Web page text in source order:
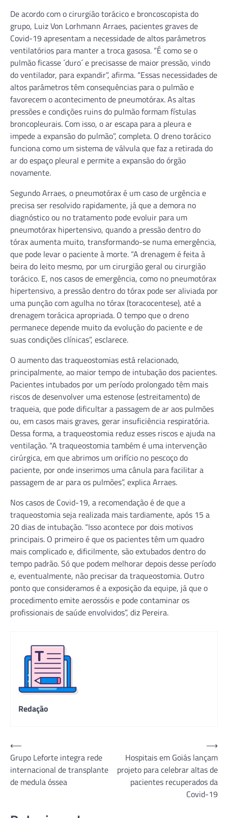
De acordo com o cirurgião torácico e broncoscopista do
grupo, Luiz Von Lorhmann Arraes, pacientes graves de
Covid-19 apresentam a necessidade de altos parâmetros
ventilatórios para manter a troca gasosa. “É como se o
pulmão ficasse ´duro´ e precisasse de maior pressão, vindo
do ventilador, para expandir”, afirma. “Essas necessidades de
altos parâmetros têm consequências para o pulmão e
favorecem o acontecimento de pneumotórax. As altas
pressões e condições ruins do pulmão formam fístulas
broncopleurais. Com isso, o ar escapa para a pleura e
impede a expansão do pulmão”, completa. O dreno torácico
funciona como um sistema de válvula que faz a retirada do
ar do espaço pleural e permite a expansão do órgão
novamente.
Segundo Arraes, o pneumotórax é um caso de urgência e
precisa ser resolvido rapidamente, já que a demora no
diagnóstico ou no tratamento pode evoluir para um
pneumotórax hipertensivo, quando a pressão dentro do
tórax aumenta muito, transformando-se numa emergência,
que pode levar o paciente à morte. “A drenagem é feita à
beira do leito mesmo, por um cirurgião geral ou cirurgião
torácico. E, nos casos de emergência, como no pneumotórax
hipertensivo, a pressão dentro do tórax pode ser aliviada por
uma punção com agulha no tórax (toracocentese), até a
drenagem torácica apropriada. O tempo que o dreno
permanece depende muito da evolução do paciente e de
suas condições clínicas”, esclarece.
O aumento das traqueostomias está relacionado,
principalmente, ao maior tempo de intubação dos pacientes.
Pacientes intubados por um período prolongado têm mais
riscos de desenvolver uma estenose (estreitamento) de
traqueia, que pode dificultar a passagem de ar aos pulmões
ou, em casos mais graves, gerar insuficiência respiratória.
Dessa forma, a traqueostomia reduz esses riscos e ajuda na
ventilação. “A traqueostomia também é uma intervenção
cirúrgica, em que abrimos um orifício no pescoço do
paciente, por onde inserimos uma cânula para facilitar a
passagem de ar para os pulmões”, explica Arraes.
Nos casos de Covid-19, a recomendação é de que a
traqueostomia seja realizada mais tardiamente, após 15 a
20 dias de intubação. “Isso acontece por dois motivos
principais. O primeiro é que os pacientes têm um quadro
mais complicado e, dificilmente, são extubados dentro do
tempo padrão. Só que podem melhorar depois desse período
e, eventualmente, não precisar da traqueostomia. Outro
ponto que consideramos é a exposição da equipe, já que o
procedimento emite aerossóis e pode contaminar os
profissionais de saúde envolvidos”, diz Pereira.
Redação
Navegação
de
Post
⟵
Grupo Leforte integra rede
internacional de transplante
de medula óssea
Hospitais em Goiás lançam
projeto para celebrar altas de
pacientes recuperados da
Covid-19
⟶